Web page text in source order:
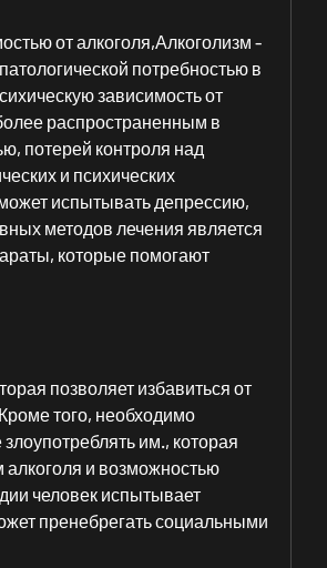
от алкоголя,Алкоголизм -
потребностью в
зависимость от
распространенным в
потерей контроля над
и психических
испытывать депрессию,
методов лечения является
которые помогают
позволяет избавиться от
того, необходимо
им., которая
и возможностью
человек испытывает
пренебрегать социальными